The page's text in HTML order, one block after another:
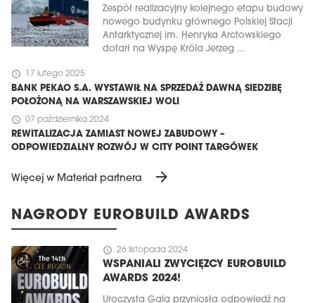
Zespół realizacyjny kolejnego etapu budowy
nowego budynku głównego Polskiej Stacji
Antarktycznej im. Henryka Arctowskiego
dotarł na Wyspę Króla Jerzeg ...
schedule 17 lutego 2025
BANK PEKAO S.A. WYSTAWIŁ NA SPRZEDAŻ DAWNĄ SIEDZIBĘ
POŁOŻONĄ NA WARSZAWSKIEJ WOLI
schedule 07 października 2024
REWITALIZACJA ZAMIAST NOWEJ ZABUDOWY –
ODPOWIEDZIALNY ROZWÓJ W CITY POINT TARGÓWEK
Więcej w Materiał partnera arrow_forward
NAGRODY EUROBUILD AWARDS
schedule 26 listopada 2024
WSPANIALI ZWYCIĘZCY EUROBUILD
AWARDS 2024!
Uroczysta Gala przyniosła odpowiedź na